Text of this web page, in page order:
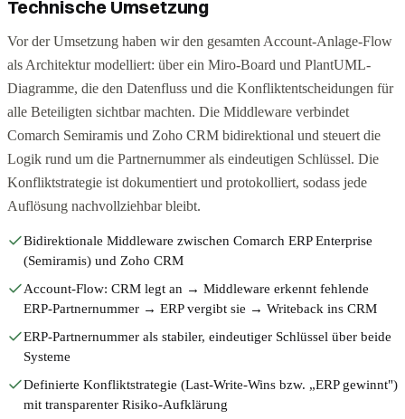
Technische Umsetzung
Vor der Umsetzung haben wir den gesamten Account-Anlage-Flow
als Architektur modelliert: über ein Miro-Board und PlantUML-
Diagramme, die den Datenfluss und die Konfliktentscheidungen für
alle Beteiligten sichtbar machten. Die Middleware verbindet
Comarch Semiramis und Zoho CRM bidirektional und steuert die
Logik rund um die Partnernummer als eindeutigen Schlüssel. Die
Konfliktstrategie ist dokumentiert und protokolliert, sodass jede
Auflösung nachvollziehbar bleibt.
Bidirektionale Middleware zwischen Comarch ERP Enterprise
(Semiramis) und Zoho CRM
Account-Flow: CRM legt an → Middleware erkennt fehlende
ERP-Partnernummer → ERP vergibt sie → Writeback ins CRM
ERP-Partnernummer als stabiler, eindeutiger Schlüssel über beide
Systeme
Definierte Konfliktstrategie (Last-Write-Wins bzw. „ERP gewinnt")
mit transparenter Risiko-Aufklärung